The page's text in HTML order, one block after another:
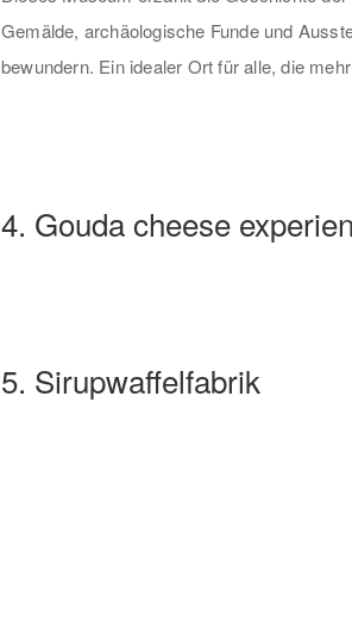
Gemälde, archäologische Funde und
bewundern. Ein idealer Ort für alle, die
4. Gouda cheese
5. Sirupwaffelfabrik